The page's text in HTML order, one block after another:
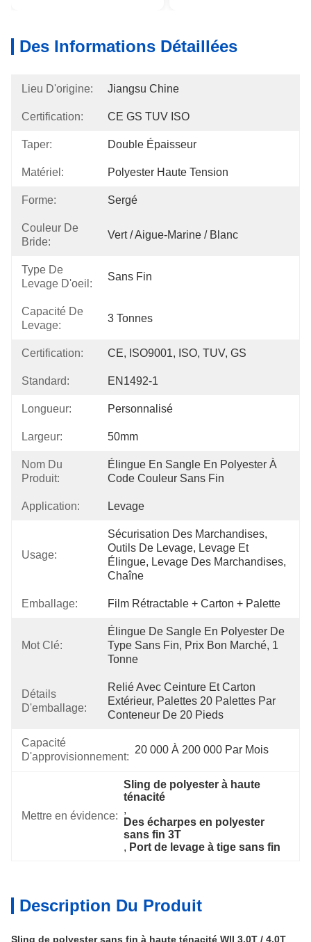
Des Informations Détaillées
Lieu D'origine: Jiangsu Chine
Certification: CE GS TUV ISO
Taper: Double Épaisseur
Matériel: Polyester Haute Tension
Forme: Sergé
Couleur De
Bride:
Vert / Aigue-Marine / Blanc
Type De
Levage D'oeil:
Sans Fin
Capacité De
Levage:
3 Tonnes
Certification: CE, ISO9001, ISO, TUV, GS
Standard: EN1492-1
Longueur: Personnalisé
Largeur: 50mm
Nom Du
Produit:
Élingue En Sangle En Polyester À
Code Couleur Sans Fin
Application: Levage
Usage:
Sécurisation Des Marchandises,
Outils De Levage, Levage Et
Élingue, Levage Des Marchandises,
Chaîne
Emballage: Film Rétractable + Carton + Palette
Mot Clé:
Élingue De Sangle En Polyester De
Type Sans Fin, Prix Bon Marché, 1
Tonne
Détails
D'emballage:
Relié Avec Ceinture Et Carton
Extérieur, Palettes 20 Palettes Par
Conteneur De 20 Pieds
Capacité
D'approvisionnement:
20 000 À 200 000 Par Mois
Mettre en évidence:
Sling de polyester à haute
ténacité
,
Des écharpes en polyester
sans fin 3T
, Port de levage à tige sans fin
Description Du Produit
Sling de polyester sans fin à haute ténacité Wll 3.0T / 4.0T